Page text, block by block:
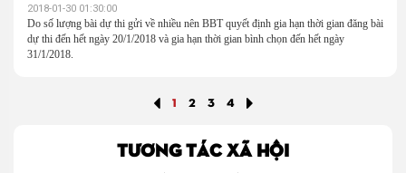
2018-01-30 01:30:00
Do số lượng bài dự thi gửi về nhiều nên BBT quyết định gia hạn thời gian đăng bài
dự thi đến hết ngày 20/1/2018 và gia hạn thời gian bình chọn đến hết ngày
31/1/2018.
1 2 3 4
TƯƠNG TÁC XÃ HỘI